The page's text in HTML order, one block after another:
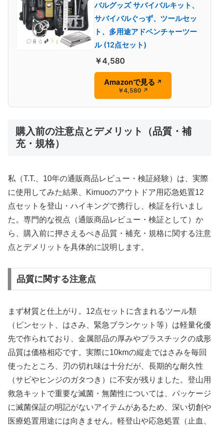
バルグッズ サバイバルキット、
サバイバルぐっず、ツールセッ
ト、多用途アドベンチャーツー
ル (12点セット)
￥4,580
Amazonで見る ↗
￥4,580 ↗
購入前の注意点とデメリット（品質・補
充・規格）
私（T.T.、10年の通販商品レビュー・検証経験）は、実際
に使用してみた結果、Kirnuoのアウトドア用応急処置12
点セットを登山・ハイキングで携行し、検証を行いまし
た。専門的な視点（通販商品レビュー・検証として）か
ら、購入前に押さえるべき品質・補充・規格に関する注意
点とデメリットを具体的に説明します。
品質に関する注意点
まず材質と仕上がり。12点セットに含まれるツール類
（ピンセット、はさみ、緊急ブランケット等）は軽量化優
先で作られており、金属部品の厚みやプラスチックの成形
品質は価格相応です。実際に10kmの縦走ではさみを毎回
使ったところ、刃の切れ味は十分だが、長期的な耐久性
（サビやヒンジのガタつき）に不安が残りました。登山用
救急キットで重要な滅菌・無菌性については、パッケージ
に滅菌保証の明記がないアイテムがあるため、深い切創や
医療処置用途には向きません。軽登山や応急処置（止血、